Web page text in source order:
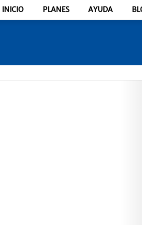
INICIO PLANES AYUDA